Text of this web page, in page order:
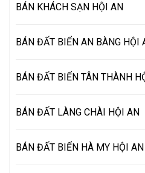
BÁN KHÁCH SẠN HỘI AN
BÁN ĐẤT BIỂN AN BÀNG HỘI
BÁN ĐẤT BIỂN TÂN THÀNH
BÁN ĐẤT LÀNG CHÀI HỘI AN
BÁN ĐẤT BIỂN HÀ MY HỘI AN